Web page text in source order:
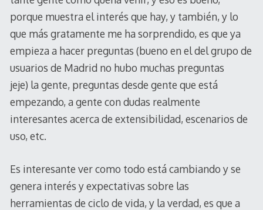
porque muestra el interés que hay, y también, y lo
que más gratamente me ha sorprendido, es que ya
empieza a hacer preguntas (bueno en el del grupo de
usuarios de Madrid no hubo muchas preguntas
jeje) la gente, preguntas desde gente que está
empezando, a gente con dudas realmente
interesantes acerca de extensibilidad, escenarios de
uso, etc.
Es interesante ver como todo está cambiando y se
genera interés y expectativas sobre las
herramientas de ciclo de vida, y la verdad, es que a